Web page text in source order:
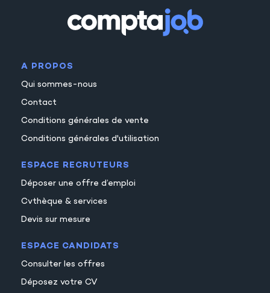
30
40
A PROPOS
Qui sommes-nous
Contact
Conditions générales de vente
Conditions générales d'utilisation
ESPACE RECRUTEURS
Déposer une offre d’emploi
Cvthèque & services
Devis sur mesure
ESPACE CANDIDATS
Consulter les offres
Déposez votre CV